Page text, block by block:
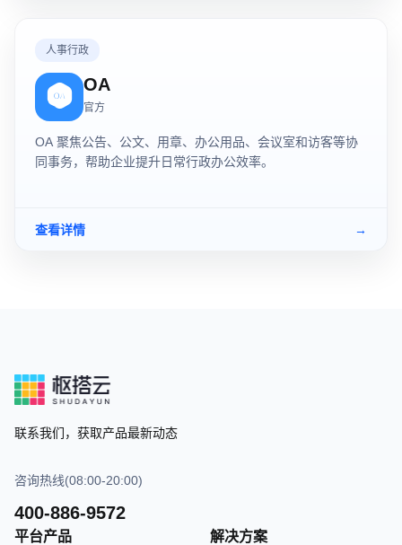
人事行政
OA
官方
OA 聚焦公告、公文、用章、办公用品、会议室和访客等协
同事务，帮助企业提升日常行政办公效率。
查看详情 →
联系我们，获取产品最新动态
咨询热线(08:00-20:00)
400-886-9572
平台产品 解决方案